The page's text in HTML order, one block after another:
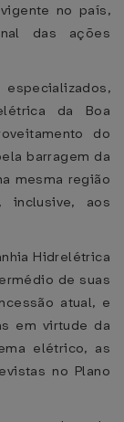
no país,
das ações
especializados,
da Boa
do
barragem da
mesma região
inclusive, aos
Hidrelétrica
de suas
atual, e
em virtude da
elétrico, as
no Plano